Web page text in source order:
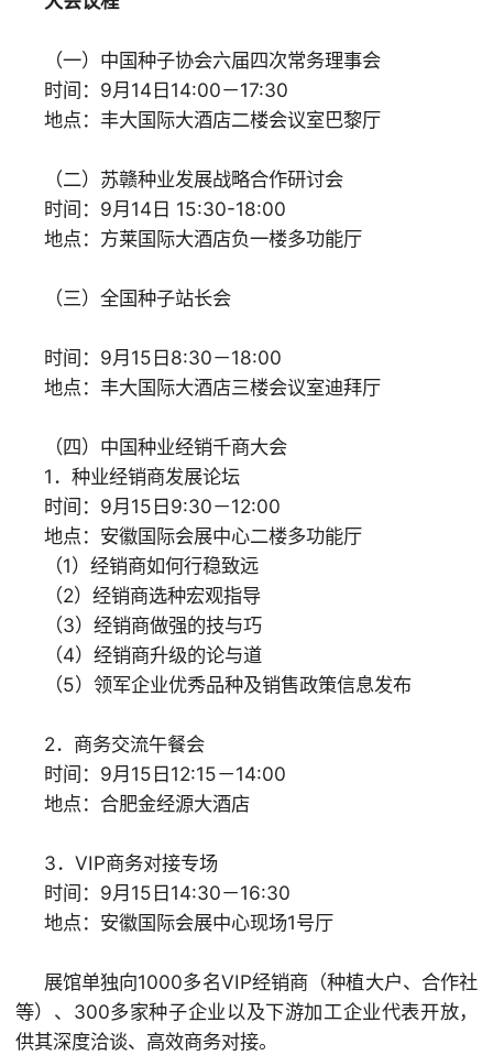
（一）中国种子协会六届四次常务理事会
时间：9月14日14:00－17:30
地点：丰大国际大酒店二楼会议室巴黎厅
（二）苏赣种业发展战略合作研讨会
时间：9月14日 15:30-18:00
地点：方莱国际大酒店负一楼多功能厅
（三）全国种子站长会
时间：9月15日8:30－18:00
地点：丰大国际大酒店三楼会议室迪拜厅
（四）中国种业经销千商大会
1．种业经销商发展论坛
时间：9月15日9:30－12:00
地点：安徽国际会展中心二楼多功能厅
（1）经销商如何行稳致远
（2）经销商选种宏观指导
（3）经销商做强的技与巧
（4）经销商升级的论与道
（5）领军企业优秀品种及销售政策信息发布
2．商务交流午餐会
时间：9月15日12:15－14:00
地点：合肥金经源大酒店
3．VIP商务对接专场
时间：9月15日14:30－16:30
地点：安徽国际会展中心现场1号厅
展馆单独向1000多名VIP经销商（种植大户、合作社
等）、300多家种子企业以及下游加工企业代表开放，
供其深度洽谈、高效商务对接。